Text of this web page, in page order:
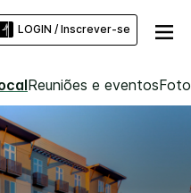
LOGIN / Inscrever-se
Reuniões e eventos